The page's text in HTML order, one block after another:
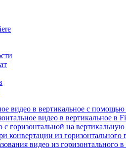
видео в вертикальное с помощью
видео в вертикальное в
горизонтальной на
конвертации из
видео из